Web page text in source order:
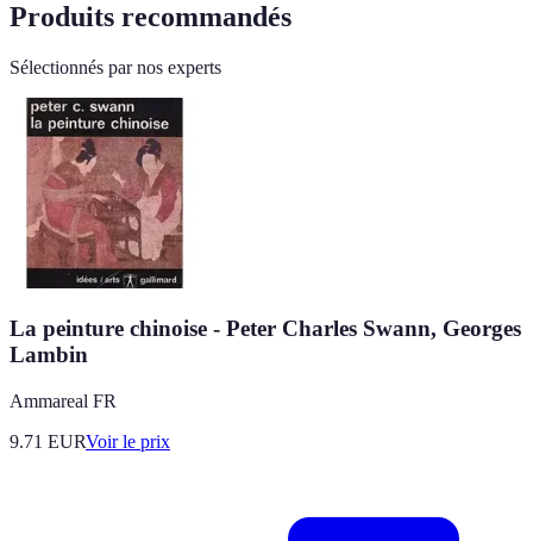
Produits recommandés
Sélectionnés par nos experts
La peinture chinoise - Peter Charles Swann, Georges
Lambin
Ammareal FR
9.71 EURVoir le prix